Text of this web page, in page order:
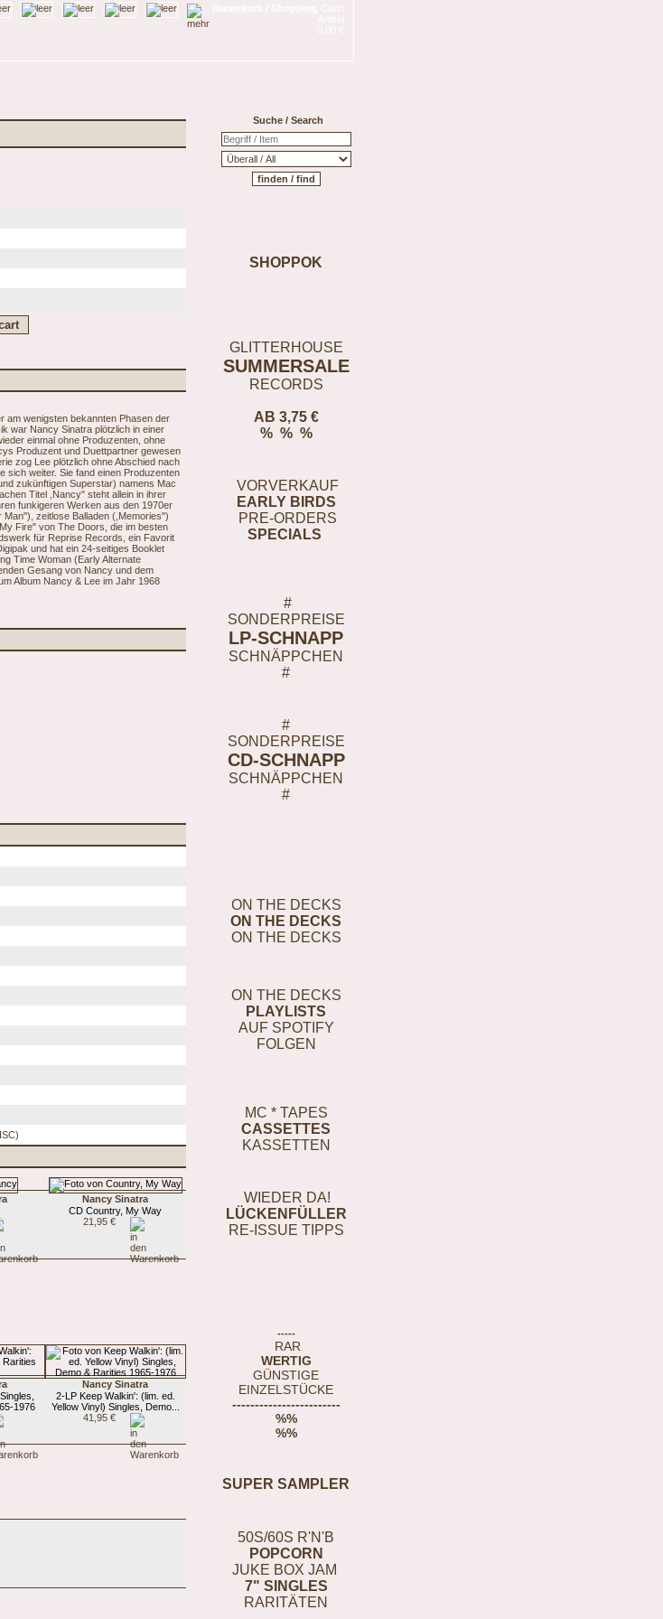
Suche / Search
SHOPPOK
GLITTERHOUSE
SUMMERSALE
RECORDS
AB 3,75 €
% % %
VORVERKAUF
EARLY BIRDS
PRE-ORDERS
SPECIALS
#
SONDERPREISE
LP-SCHNAPP
SCHNÄPPCHEN
#
#
SONDERPREISE
CD-SCHNAPP
SCHNÄPPCHEN
#
ON THE DECKS
ON THE DECKS
ON THE DECKS
ON THE DECKS
PLAYLISTS
AUF SPOTIFY
FOLGEN
MC * TAPES
CASSETTES
KASSETTEN
WIEDER DA!
LÜCKENFÜLLER
RE-ISSUE TIPPS
-----
RAR
WERTIG
GÜNSTIGE
EINZELSTÜCKE
------------------------
%%
%%
SUPER SAMPLER
50S/60S R'N'B
POPCORN
JUKE BOX JAM
7" SINGLES
RARITÄTEN
am wenigsten bekannten Phasen der
war Nancy Sinatra plötzlich in einer
einmal ohne Produzenten, ohne
Produzent und Duettpartner gewesen
zog Lee plötzlich ohne Abschied nach
sich weiter. Sie fand einen Produzenten
zukünftigen Superstar) namens Mac
Titel ,Nancy" steht allein in ihrer
funkigeren Werken aus den 1970er
zeitlose Balladen (,Memories")
Fire" von The Doors, die im besten
für Reprise Records, ein Favorit
und hat ein 24-seitiges Booklet
Time Woman (Early Alternate
Gesang von Nancy und dem
Album Nancy & Lee im Jahr 1968
Nancy Sinatra
CD Country, My Way
21,95 €
1976
Nancy Sinatra
2-LP Keep Walkin': (lim. ed.
Yellow Vinyl) Singles, Demo...
41,95 €